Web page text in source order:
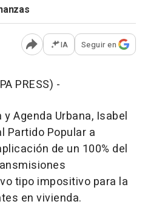
Abrir opciones para
IA Seguir en
PRESS) -
Agenda Urbana, Isabel
Partido Popular a
de un 100% del
tipo impositivo para la
en vivienda.